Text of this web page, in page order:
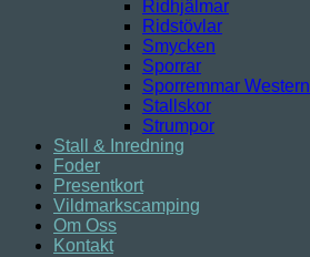
Ridhjälmar
Ridstövlar
Smycken
Sporrar
Sporremmar Western
Stallskor
Strumpor
Stall & Inredning
Foder
Presentkort
Vildmarkscamping
Om Oss
Kontakt